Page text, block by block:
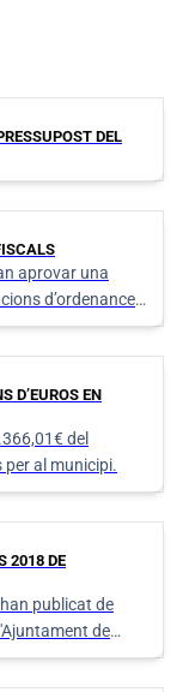
DEL
aprovar una
d’ordenances
D’EUROS EN
del
al municipi.
2018 DE
publicat de
de